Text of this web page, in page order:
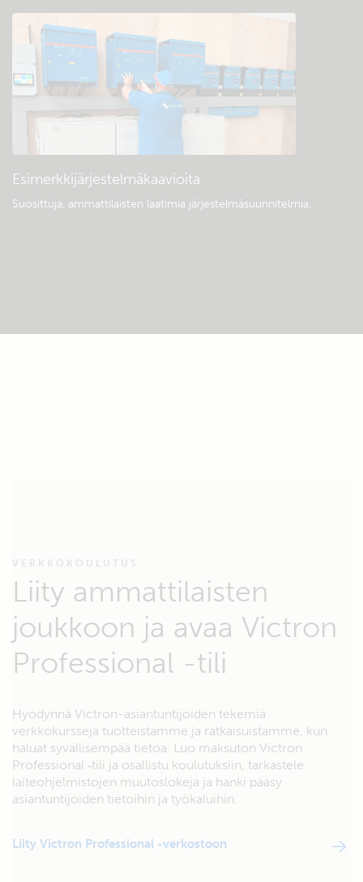
Esimerkkijärjestelmäkaavioita
Suosittuja, ammattilaisten laatimia järjestelmäsuunnitelmia.
VERKKOKOULUTUS
Liity ammattilaisten
joukkoon ja avaa Victron
Professional -tili
Hyödynnä Victron-asiantuntijoiden tekemiä
verkkokursseja tuotteistamme ja ratkaisuistamme, kun
haluat syvällisempää tietoa. Luo maksuton Victron
Professional ‑tili ja osallistu koulutuksiin, tarkastele
laiteohjelmistojen muutoslokeja ja hanki pääsy
asiantuntijoiden tietoihin ja työkaluihin.
Liity Victron Professional -verkostoon